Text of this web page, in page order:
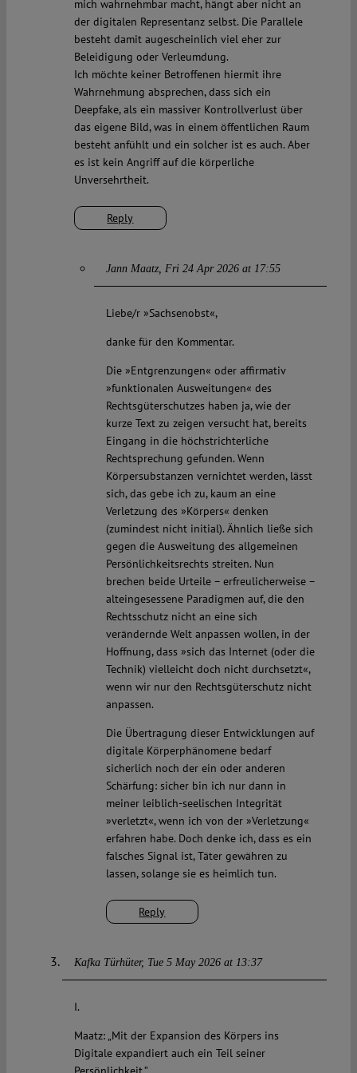
Reply
mich wahrnehmbar macht, hängt aber nicht an
der digitalen Representanz selbst. Die Parallele
besteht damit augescheinlich viel eher zur
Beleidigung oder Verleumdung.
Ich möchte keiner Betroffenen hiermit ihre
Wahrnehmung absprechen, dass sich ein
Deepfake, als ein massiver Kontrollverlust über
das eigene Bild, was in einem öffentlichen Raum
besteht anfühlt und ein solcher ist es auch. Aber
es ist kein Angriff auf die körperliche
Unversehrtheit.
Jann Maatz Fri 24 Apr 2026 at 17:55
Reply
Liebe/r »Sachsenobst«,
danke für den Kommentar.
Die »Entgrenzungen« oder affirmativ
»funktionalen Ausweitungen« des
Rechtsgüterschutzes haben ja, wie der
kurze Text zu zeigen versucht hat, bereits
Eingang in die höchstrichterliche
Rechtsprechung gefunden. Wenn
Körpersubstanzen vernichtet werden, lässt
sich, das gebe ich zu, kaum an eine
Verletzung des »Körpers« denken
(zumindest nicht initial). Ähnlich ließe sich
gegen die Ausweitung des allgemeinen
Persönlichkeitsrechts streiten. Nun
brechen beide Urteile – erfreulicherweise –
alteingesessene Paradigmen auf, die den
Rechtsschutz nicht an eine sich
verändernde Welt anpassen wollen, in der
Hoffnung, dass »sich das Internet (oder die
Technik) vielleicht doch nicht durchsetzt«,
wenn wir nur den Rechtsgüterschutz nicht
anpassen.
Die Übertragung dieser Entwicklungen auf
digitale Körperphänomene bedarf
sicherlich noch der ein oder anderen
Schärfung: sicher bin ich nur dann in
meiner leiblich-seelischen Integrität
»verletzt«, wenn ich von der »Verletzung«
erfahren habe. Doch denke ich, dass es ein
falsches Signal ist, Täter gewähren zu
lassen, solange sie es heimlich tun.
Kafka Türhüter Tue 5 May 2026 at 13:37
I.
Maatz: „Mit der Expansion des Körpers ins
Digitale expandiert auch ein Teil seiner